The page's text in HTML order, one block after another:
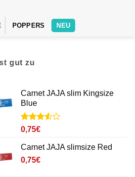
POPPERS NEU
gut zu
Carnet JAJA slim Kingsize
Blue
Noté
3.5
5 basé
sur
4
notations
0,75€
Carnet JAJA slimsize Red
0,75€